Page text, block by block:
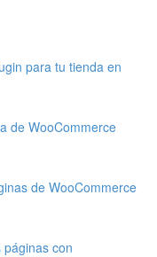
para tu tienda en
de WooCommerce
de WooCommerce
con